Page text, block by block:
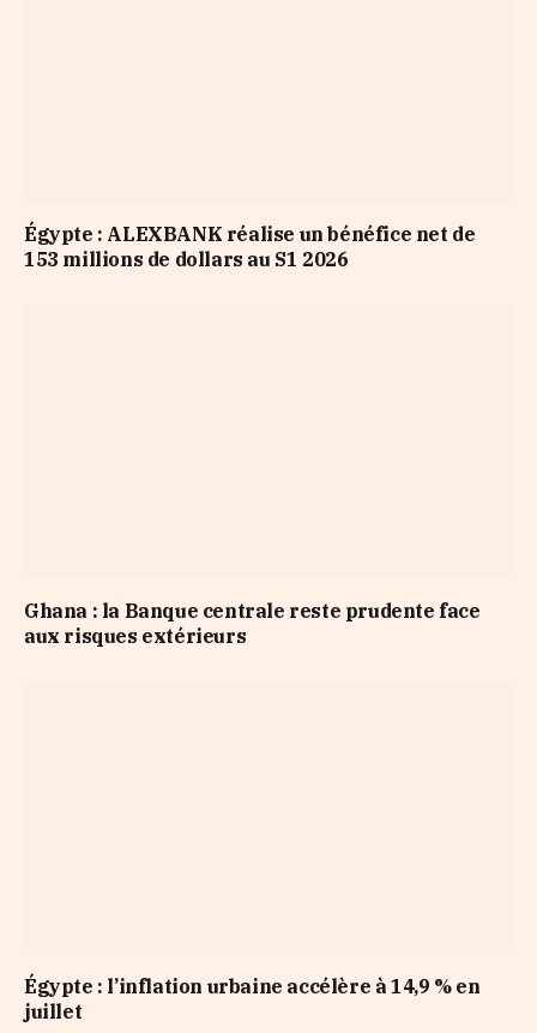
Égypte : ALEXBANK réalise un bénéfice net de
153 millions de dollars au S1 2026
Ghana : la Banque centrale reste prudente face
aux risques extérieurs
Égypte : l’inflation urbaine accélère à 14,9 % en
juillet